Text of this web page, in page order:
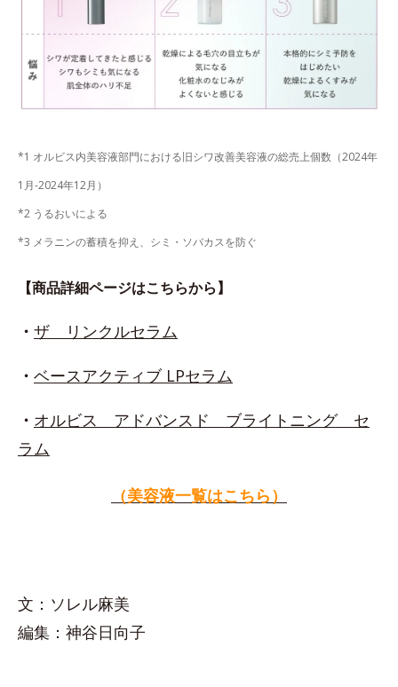
*1 オルビス内美容液部門における旧シワ改善美容液の総売上個数（2024年
1月-2024年12月）
*2 うるおいによる
*3 メラニンの蓄積を抑え、シミ・ソバカスを防ぐ
【商品詳細ページはこちらから】
・ ザ リンクルセラム
・ ベースアクティブ LPセラム
・ オルビス アドバンスド ブライトニング セ
ラム
（美容液一覧はこちら）
文：ソレル麻美
編集：神谷日向子